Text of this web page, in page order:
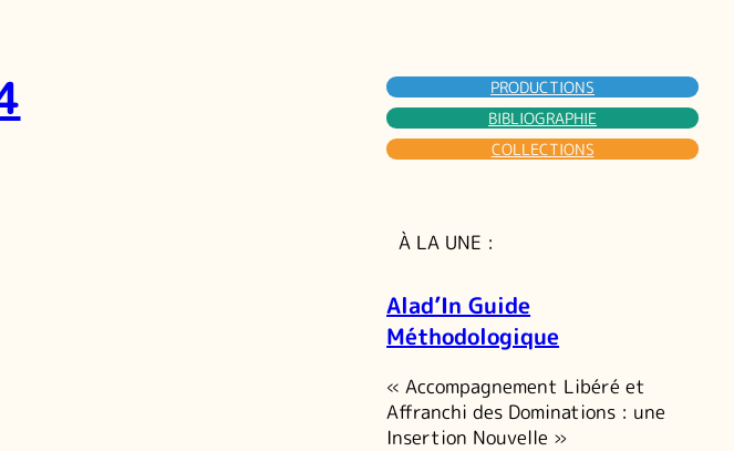
PRODUCTIONS
BIBLIOGRAPHIE
COLLECTIONS
À LA UNE :
Alad’In Guide
Méthodologique
« Accompagnement Libéré et
Affranchi des Dominations : une
Insertion Nouvelle »